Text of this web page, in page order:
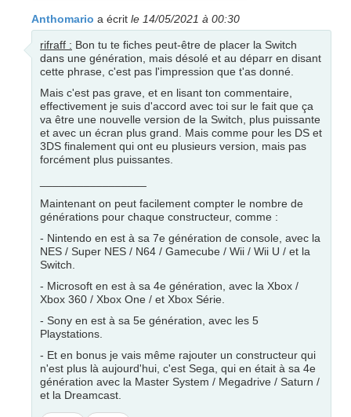
Anthomario a écrit le 14/05/2021 à 00:30
rifraff : Bon tu te fiches peut-être de placer la Switch
dans une génération, mais désolé et au déparr en disant
cette phrase, c'est pas l'impression que t'as donné.
Mais c'est pas grave, et en lisant ton commentaire,
effectivement je suis d'accord avec toi sur le fait que ça
va être une nouvelle version de la Switch, plus puissante
et avec un écran plus grand. Mais comme pour les DS et
3DS finalement qui ont eu plusieurs version, mais pas
forcément plus puissantes.
Maintenant on peut facilement compter le nombre de
générations pour chaque constructeur, comme :
- Nintendo en est à sa 7e génération de console, avec la
NES / Super NES / N64 / Gamecube / Wii / Wii U / et la
Switch.
- Microsoft en est à sa 4e génération, avec la Xbox /
Xbox 360 / Xbox One / et Xbox Série.
- Sony en est à sa 5e génération, avec les 5
Playstations.
- Et en bonus je vais même rajouter un constructeur qui
n'est plus là aujourd'hui, c'est Sega, qui en était à sa 4e
génération avec la Master System / Megadrive / Saturn /
et la Dreamcast.